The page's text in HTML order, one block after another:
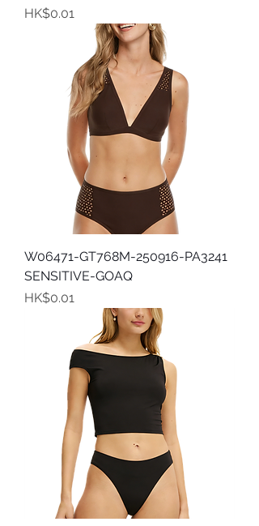
價格
HK$0.01
W06471-GT768M-250916-PA3241
SENSITIVE-GOAQ
價格
HK$0.01